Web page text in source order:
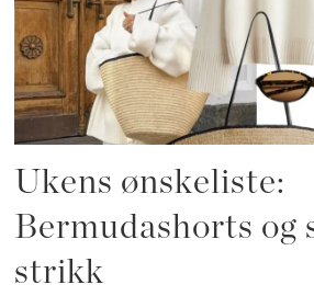
Ukens ønskeliste:
Bermudashorts og
strikk